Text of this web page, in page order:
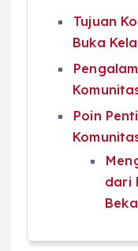
Tujuan
Buka
Poin
dari